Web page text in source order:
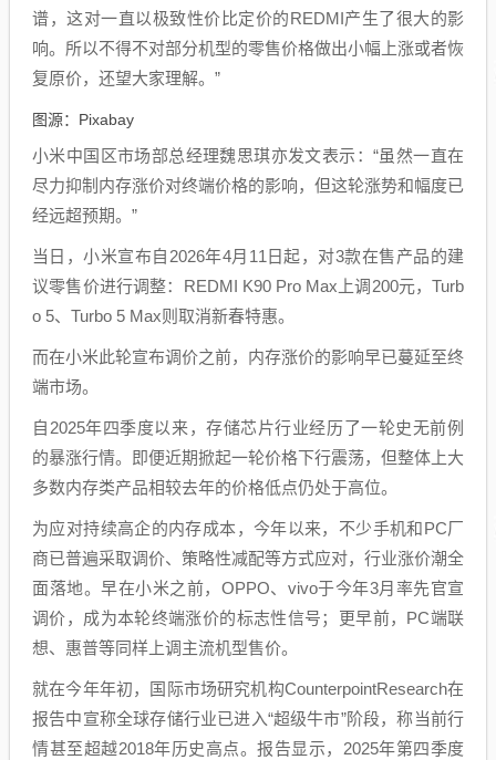
谱，这对一直以极致性价比定价的REDMI产生了很大的影
响。所以不得不对部分机型的零售价格做出小幅上涨或者恢
复原价，还望大家理解。”
图源：Pixabay
小米中国区市场部总经理魏思琪亦发文表示：“虽然一直在
尽力抑制内存涨价对终端价格的影响，但这轮涨势和幅度已
经远超预期。”
当日，小米宣布自2026年4月11日起，对3款在售产品的建
议零售价进行调整：REDMI K90 Pro Max上调200元，Turb
o 5、Turbo 5 Max则取消新春特惠。
而在小米此轮宣布调价之前，内存涨价的影响早已蔓延至终
端市场。
自2025年四季度以来，存储芯片行业经历了一轮史无前例
的暴涨行情。即便近期掀起一轮价格下行震荡，但整体上大
多数内存类产品相较去年的价格低点仍处于高位。
为应对持续高企的内存成本，今年以来，不少手机和PC厂
商已普遍采取调价、策略性减配等方式应对，行业涨价潮全
面落地。早在小米之前，OPPO、vivo于今年3月率先官宣
调价，成为本轮终端涨价的标志性信号；更早前，PC端联
想、惠普等同样上调主流机型售价。
就在今年年初，国际市场研究机构CounterpointResearch在
报告中宣称全球存储行业已进入“超级牛市”阶段，称当前行
情甚至超越2018年历史高点。报告显示，2025年第四季度